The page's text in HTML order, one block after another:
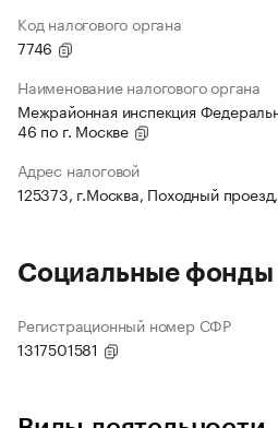
Код налогового органа
7746
Наименование налогового органа
Межрайонная инспекция
46 по г. Москве
Адрес налоговой
125373, г.Москва, Походный
Социальные фонды
Регистрационный номер СФР
1317501581